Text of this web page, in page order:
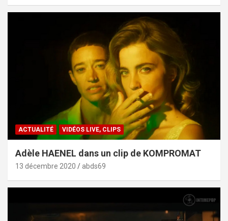
ACTUALITÉ VIDÉOS LIVE, CLIPS
Adèle HAENEL dans un clip de KOMPROMAT
13 décembre 2020 abds69